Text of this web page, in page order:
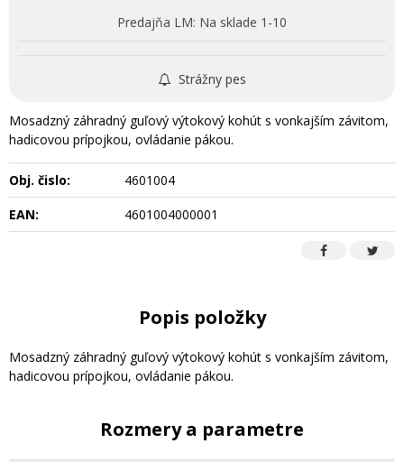
Predajňa LM: Na sklade 1-10
Strážny pes
Mosadzný záhradný guľový výtokový kohút s vonkajším závitom,
hadicovou prípojkou, ovládanie pákou.
Obj. čislo:
4601004
EAN:
4601004000001
Popis položky
Mosadzný záhradný guľový výtokový kohút s vonkajším závitom,
hadicovou prípojkou, ovládanie pákou.
Rozmery a parametre